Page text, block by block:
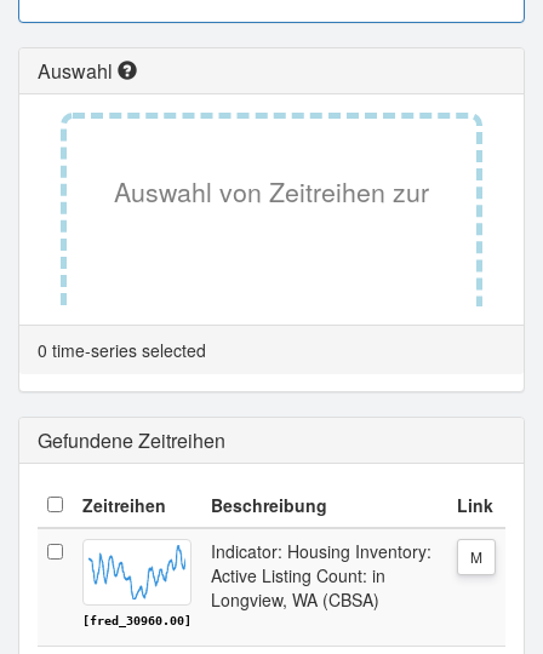
Auswahl
Auswahl von Zeitreihen zur
Tabellenansicht.
0 time-series selected
Gefundene Zeitreihen
Zeitreihen Beschreibung Link
[fred_30960.00]
Indicator: Housing Inventory:
Active Listing Count: in
Longview, WA (CBSA)
M